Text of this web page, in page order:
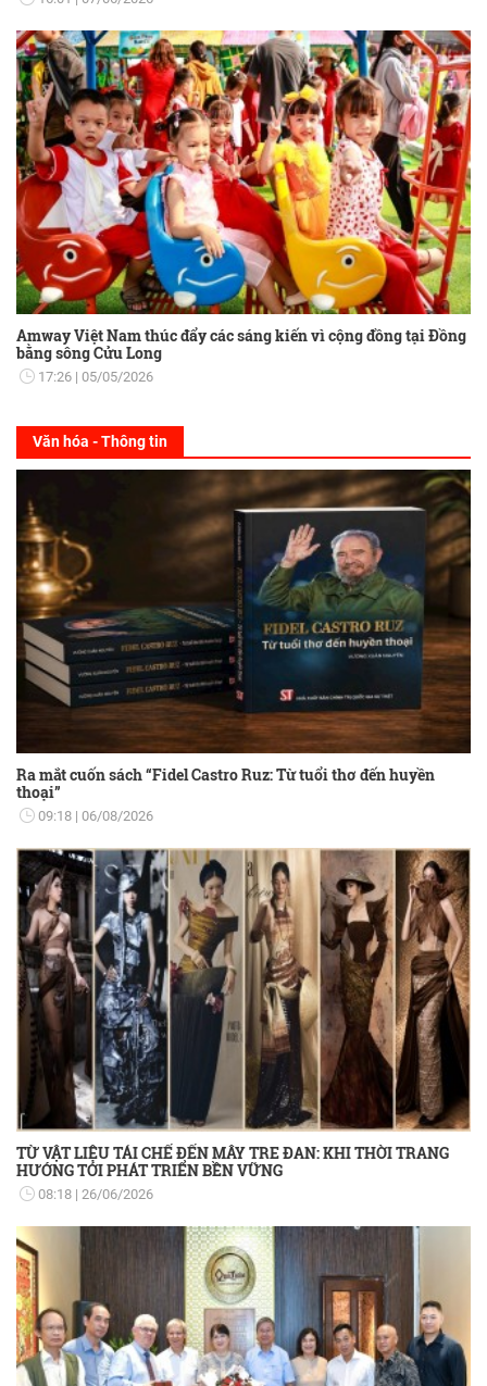
Amway Việt Nam thúc đẩy các sáng kiến vì cộng đồng tại Đồng
bằng sông Cửu Long
17:26 05/05/2026
Văn hóa - Thông tin
Ra mắt cuốn sách “Fidel Castro Ruz: Từ tuổi thơ đến huyền
thoại”
09:18 06/08/2026
TỪ VẬT LIỆU TÁI CHẾ ĐẾN MÂY TRE ĐAN: KHI THỜI TRANG
HƯỚNG TỚI PHÁT TRIỂN BỀN VỮNG
08:18 26/06/2026